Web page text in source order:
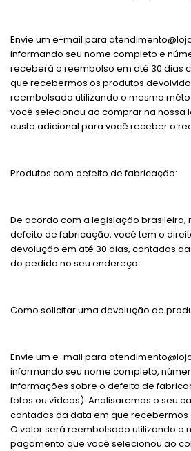
Envie um e-mail para
informando seu nome completo e
receberá o reembolso em até 30 dias
que recebermos os produtos
reembolsado utilizando o mesmo
você selecionou ao comprar na nossa
custo adicional para você receber o
Produtos com defeito de fabricação:
De acordo com a legislação brasileira,
defeito de fabricação, você tem o
devolução em até 30 dias, contados
do pedido no seu endereço.
Como solicitar uma devolução de
Envie um e-mail para
informando seu nome completo,
informações sobre o defeito de
fotos ou vídeos). Analisaremos o seu
contados da data em que recebermos
O valor será reembolsado utilizando o
pagamento que você selecionou ao